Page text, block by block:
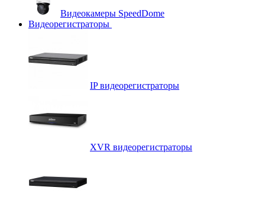
Видеокамеры SpeedDome
Видеорегистраторы
IP видеорегистраторы
XVR видеорегистраторы